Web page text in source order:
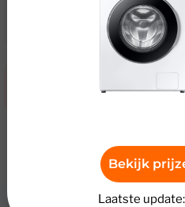
Bekijk
Laatste